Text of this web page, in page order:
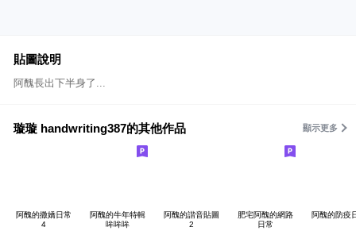
貼圖說明
阿醜長出下半身了...
璇璇 handwriting387的其他作品 顯示更多
阿醜的撒嬌日常
4
阿醜的牛年特輯
哞哞哞
阿醜的諧音貼圖
2
肥宅阿醜的網路
日常
阿醜的防疫